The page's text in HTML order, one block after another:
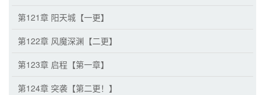
第121章 阳天城【一更】
第122章 风魔深渊【二更】
第123章 启程【第一章】
第124章 突袭【第二更！】